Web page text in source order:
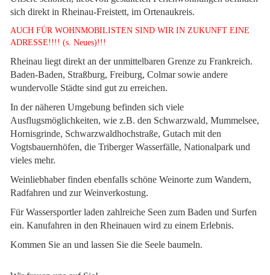
sich direkt in Rheinau-Freistett, im Ortenaukreis.
AUCH FÜR WOHNMOBILISTEN SIND WIR IN ZUKUNFT EINE
ADRESSE!!!! (s. Neues)!!!
Rheinau liegt direkt an der unmittelbaren Grenze zu Frankreich.
Baden-Baden, Straßburg, Freiburg, Colmar sowie andere
wundervolle Städte sind gut zu erreichen.
In der näheren Umgebung befinden sich viele
Ausflugsmöglichkeiten, wie z.B. den Schwarzwald, Mummelsee,
Hornisgrinde, Schwarzwaldhochstraße, Gutach mit den
Vogtsbauernhöfen, die Triberger Wasserfälle, Nationalpark und
vieles mehr.
Weinliebhaber finden ebenfalls schöne Weinorte zum Wandern,
Radfahren und zur Weinverkostung.
Für Wassersportler laden zahlreiche Seen zum Baden und Surfen
ein. Kanufahren in den Rheinauen wird zu einem Erlebnis.
Kommen Sie an und lassen Sie die Seele baumeln.